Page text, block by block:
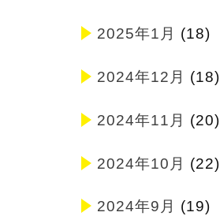
2025年1月 (18)
2024年12月 (18)
2024年11月 (20)
2024年10月 (22)
2024年9月 (19)